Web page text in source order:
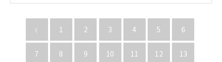
1 2 3 4 5 6
7 8 9 10 11 12 13